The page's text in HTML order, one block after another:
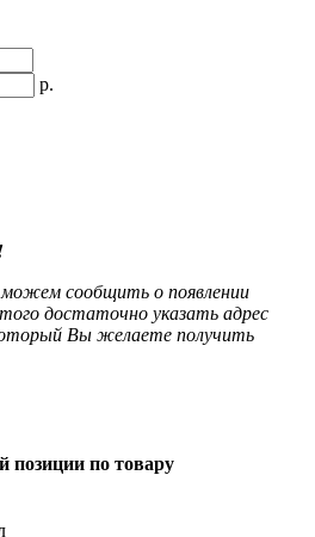
р.
сообщить о появлении
достаточно указать адрес
Вы желаете получить
позиции по товару